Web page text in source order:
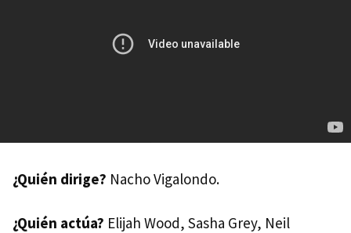
¿Quién dirige? Nacho Vigalondo.
¿Quién actúa? Elijah Wood, Sasha Grey, Neil